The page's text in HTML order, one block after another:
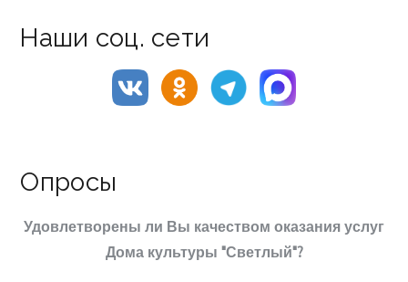
Наши соц. сети
Опросы
Удовлетворены ли Вы качеством оказания услуг
Дома культуры "Светлый"?